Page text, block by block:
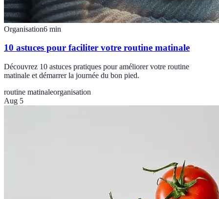
Organisation6 min
10 astuces pour faciliter votre routine matinale
Découvrez 10 astuces pratiques pour améliorer votre routine
matinale et démarrer la journée du bon pied.
routine matinaleorganisation
Aug 5